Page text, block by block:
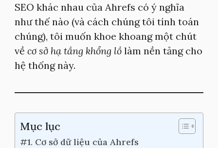
SEO khác nhau của Ahrefs có ý nghĩa
như thế nào (và cách chúng tôi tính toán
chúng), tôi muốn khoe khoang một chút
về cơ sở hạ tầng khổng lồ làm nền tảng cho
hệ thống này.
Mục lục
#1. Cơ sở dữ liệu của Ahrefs